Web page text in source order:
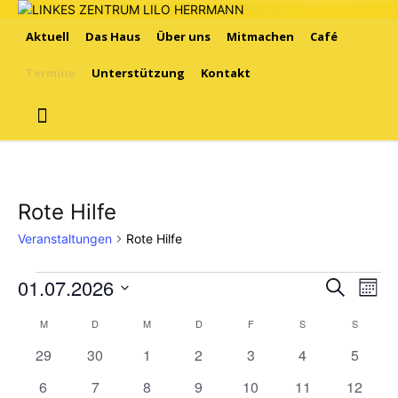
Aktuell Das Haus Über uns Mitmachen Café
Unterstützung Kontakt
Rote Hilfe
Veranstaltungen Rote Hilfe
Veranstaltungen
Suche
und
Suche
01.07.2026
wählen.
Kalender
von
MMONTAG D DIENSTAGM MITTWOCH
DDONNERSTAG
FFREITAG S SAMSTAGS
0
29
0
30
0
1
0
2
0
3
0
4
0
5
0
6
1
7
0
8
0
9
0
10
0
11
0
12